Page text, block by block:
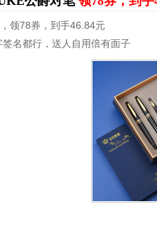
领78券，到手46.84元
名都行，送人自用倍有面子